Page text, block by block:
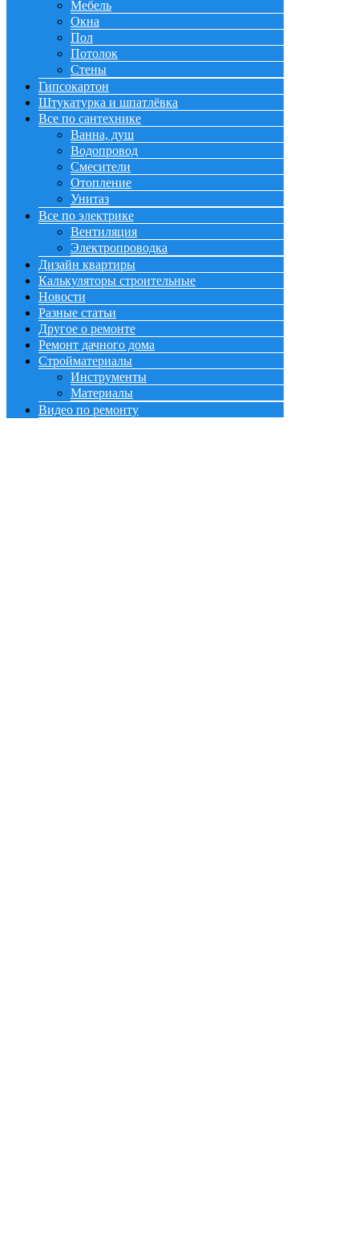
Мебель
Окна
Пол
Потолок
Стены
Гипсокартон
Штукатурка и шпатлёвка
Все по сантехнике
Ванна, душ
Водопровод
Смесители
Отопление
Унитаз
Все по электрике
Вентиляция
Электропроводка
Дизайн квартиры
Калькуляторы строительные
Новости
Разные статьи
Другое о ремонте
Ремонт дачного дома
Стройматериалы
Инструменты
Материалы
Видео по ремонту